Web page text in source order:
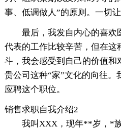
事、低调做人”的原则。一切让
最后，我发自内心的喜欢
代表的工作比较辛苦，但在这
斗，我会感受到自己的价值和
贵公司这种“家”文化的向往
应聘这个职位。
销售求职自我介绍2
我叫XXX，现年**岁，*